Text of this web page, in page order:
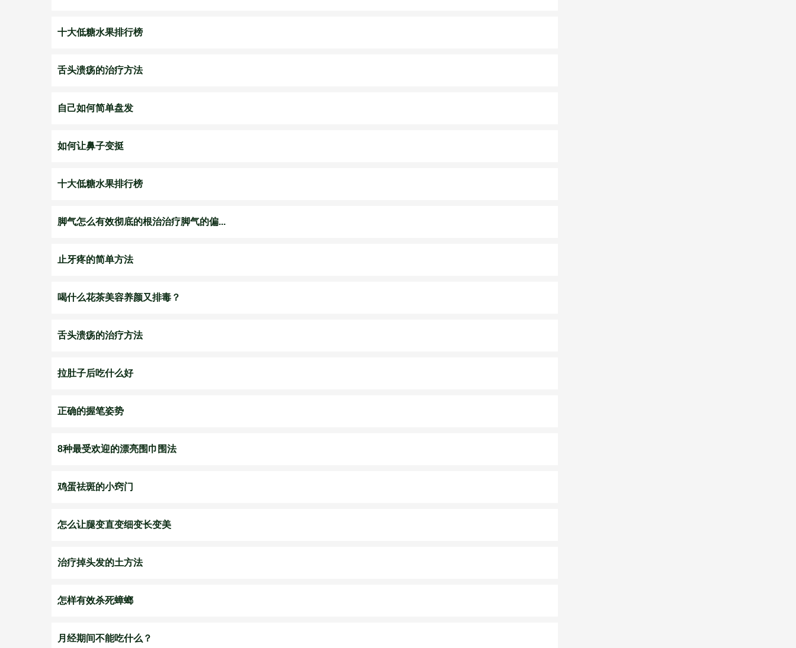
十大低糖水果排行榜
舌头溃疡的治疗方法
自己如何简单盘发
如何让鼻子变挺
十大低糖水果排行榜
脚气怎么有效彻底的根治治疗脚气的偏...
止牙疼的简单方法
喝什么花茶美容养颜又排毒？
舌头溃疡的治疗方法
拉肚子后吃什么好
正确的握笔姿势
8种最受欢迎的漂亮围巾围法
鸡蛋祛斑的小窍门
怎么让腿变直变细变长变美
治疗掉头发的土方法
怎样有效杀死蟑螂
月经期间不能吃什么？